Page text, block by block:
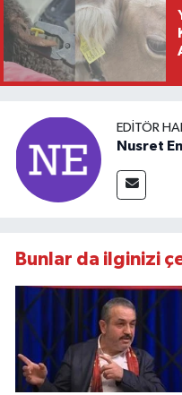
EDITÖR
Nusret
Bunlar da ilginizi